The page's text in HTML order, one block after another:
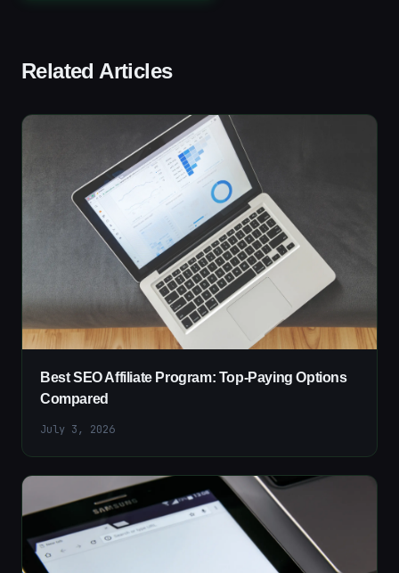
Related Articles
Best SEO Affiliate Program: Top-Paying Options
Compared
July 3, 2026